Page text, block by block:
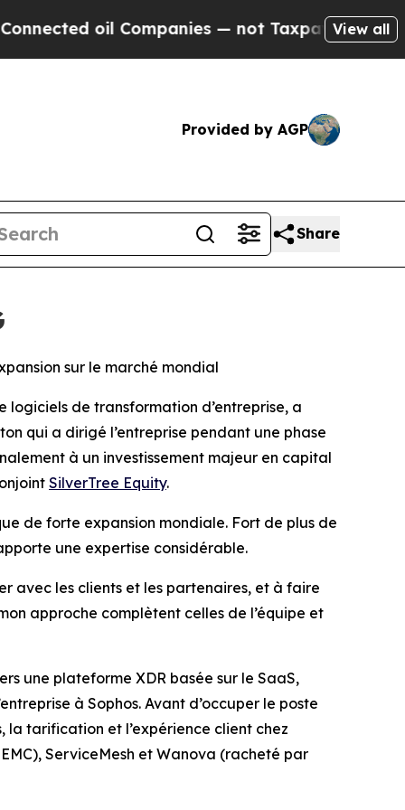
oil Companies — not Taxpayers — theView all
Provided by AGP
Share
sur le marché mondial
logiciels de transformation d’entreprise, a
qui a dirigé l’entreprise pendant une phase
à un investissement majeur en capital
SilverTree Equity.
de forte expansion mondiale. Fort de plus de
une expertise considérable.
avec les clients et les partenaires, et à faire
approche complètent celles de l’équipe et
une plateforme XDR basée sur le SaaS,
à Sophos. Avant d’occuper le poste
tarification et l’expérience client chez
ServiceMesh et Wanova (racheté par